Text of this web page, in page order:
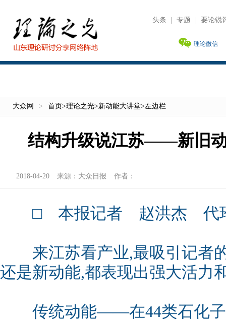
头条 专题 要论锐
理论微信
大众网 > 首页>理论之光>新动能大讲堂>左边栏
结构升级说江苏——新旧
2018-04-20 来源： 大众日报 作者：
□ 本报记者 赵洪杰 代
来江苏看产业,最吸引记者
还是新动能,都表现出强大活力
传统动能——在44类石化子